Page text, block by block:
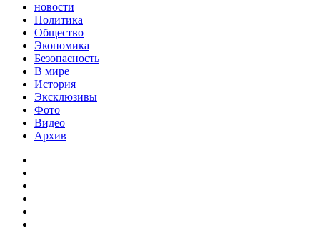
новости
Политика
Общество
Экономика
Безопасность
В мире
История
Эксклюзивы
Фото
Видео
Архив